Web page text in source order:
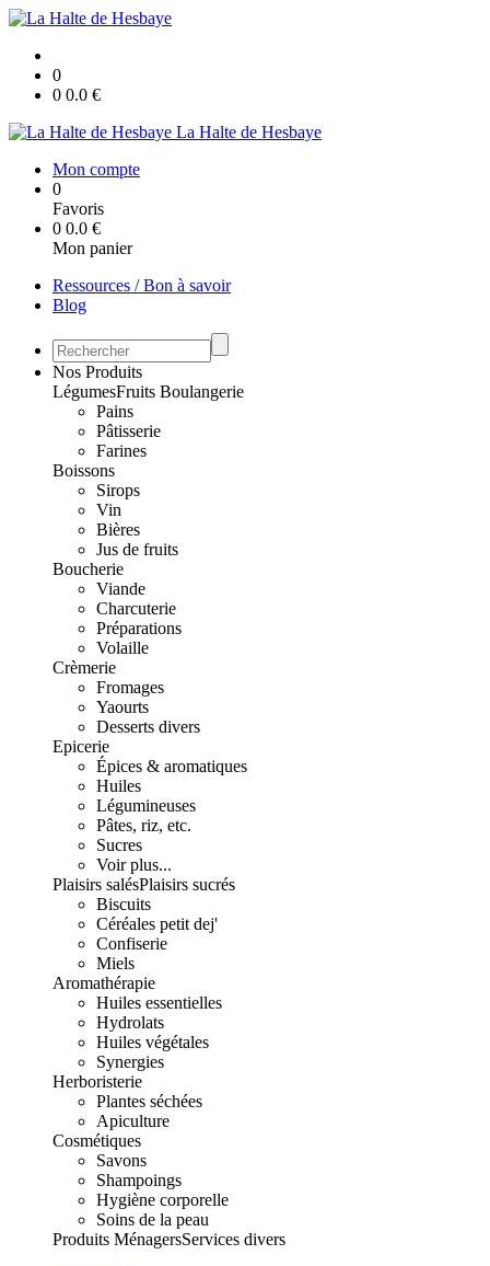
0
0 0.0 €
La Halte de Hesbaye
Mon compte
0
Favoris
0 0.0 €
Mon panier
Ressources / Bon à savoir
Blog
Nos Produits
LégumesFruits Boulangerie
Pains
Pâtisserie
Farines
Boissons
Sirops
Vin
Bières
Jus de fruits
Boucherie
Viande
Charcuterie
Préparations
Volaille
Crèmerie
Fromages
Yaourts
Desserts divers
Epicerie
Épices & aromatiques
Huiles
Légumineuses
Pâtes, riz, etc.
Sucres
Voir plus...
Plaisirs salésPlaisirs sucrés
Biscuits
Céréales petit dej'
Confiserie
Miels
Aromathérapie
Huiles essentielles
Hydrolats
Huiles végétales
Synergies
Herboristerie
Plantes séchées
Apiculture
Cosmétiques
Savons
Shampoings
Hygiène corporelle
Soins de la peau
Produits MénagersServices divers